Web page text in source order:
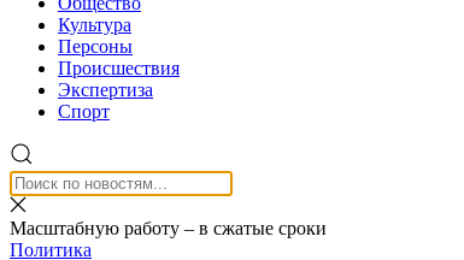
Культура
Персоны
Происшествия
Экспертиза
Спорт
Масштабную работу – в сжатые сроки
Политика